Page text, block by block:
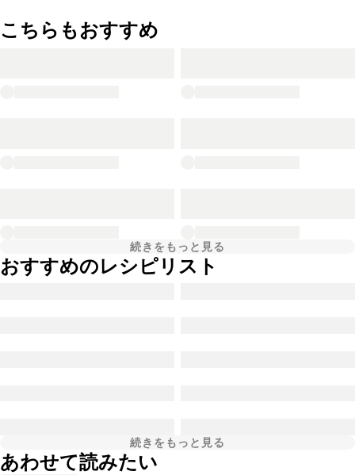
こちらもおすすめ
続きをもっと見る
おすすめのレシピリスト
続きをもっと見る
あわせて読みたい